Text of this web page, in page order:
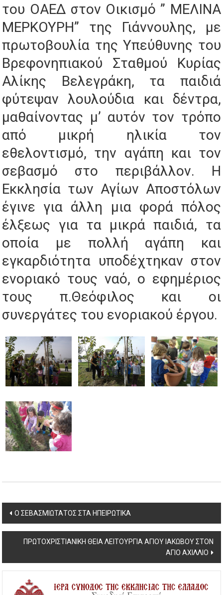
του ΟΑΕΔ στον Οικισμό ” ΜΕΛΙΝΑ
ΜΕΡΚΟΥΡΗ” της Γιάννουλης, με
πρωτοβουλία της Υπεύθυνης του
Βρεφονηπιακού Σταθμού Κυρίας
Αλίκης Βελεγράκη, τα παιδιά
φύτεψαν λουλούδια και δέντρα,
μαθαίνοντας μ’ αυτόν τον τρόπο
από μικρή ηλικία τον
εθελοντισμό, την αγάπη και τον
σεβασμό στο περιβάλλον. Η
Εκκλησία των Αγίων Αποστόλων
έγινε για άλλη μια φορά πόλος
έλξεως για τα μικρά παιδιά, τα
οποία με πολλή αγάπη και
εγκαρδιότητα υποδέχτηκαν στον
ενοριακό τους ναό, ο εφημέριος
τους π.Θεόφιλος και οι
συνεργάτες του ενοριακού έργου.
Post
navigation
Ο ΣΕΒΑΣΜΙΩΤΑΤΟΣ ΣΤΑ ΗΠΕΙΡΩΤΙΚΑ
ΠΡΩΤΟΧΡΙΣΤΙΑΝΙΚΗ ΘΕΙΑ ΛΕΙΤΟΥΡΓΙΑ ΑΓΙΟΥ ΙΑΚΩΒΟΥ ΣΤΟΝ
ΑΓΙΟ ΑΧΙΛΛΙΟ